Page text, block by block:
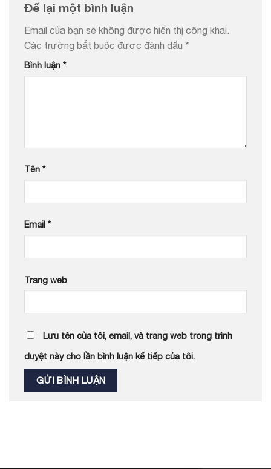
Để lại một bình luận
Email của bạn sẽ không được hiển thị công khai.
Các trường bắt buộc được đánh dấu *
Bình luận *
Tên *
Email *
Trang web
Lưu tên của tôi, email, và trang web trong trình
duyệt này cho lần bình luận kế tiếp của tôi.